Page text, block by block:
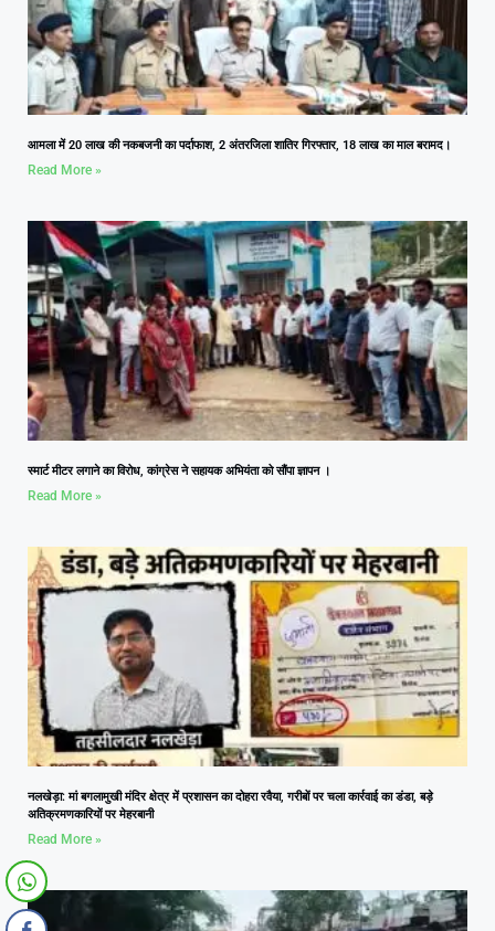
आमला में 20 लाख की नकबजनी का पर्दाफाश, 2 अंतरजिला शातिर गिरफ्तार, 18 लाख का माल बरामद।
Read More »
स्मार्ट मीटर लगाने का विरोध, कांग्रेस ने सहायक अभियंता को सौंपा ज्ञापन ।
Read More »
नलखेड़ा: मां बगलामुखी मंदिर क्षेत्र में प्रशासन का दोहरा रवैया, गरीबों पर चला कार्रवाई का डंडा, बड़े
अतिक्रमणकारियों पर मेहरबानी
Read More »